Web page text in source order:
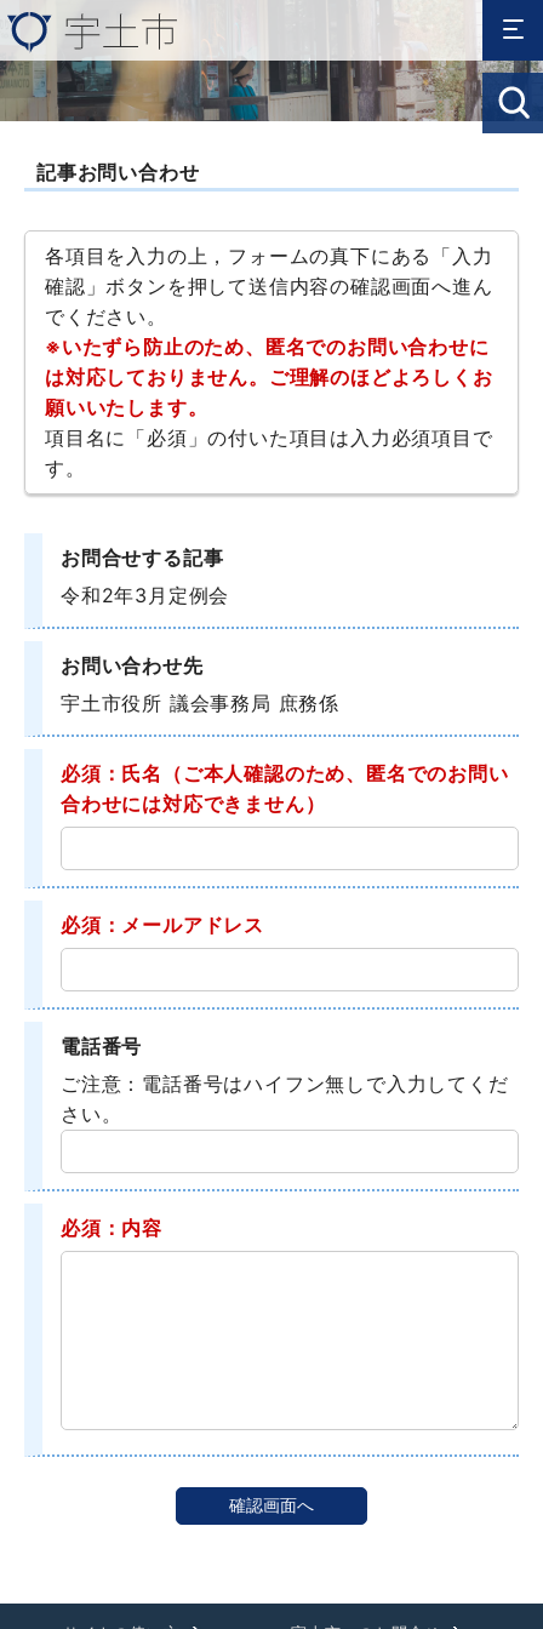
記事お問い合わせ
各項目を入力の上，フォームの真下にある「入力
確認」ボタンを押して送信内容の確認画面へ進ん
でください。
※いたずら防止のため、匿名でのお問い合わせに
は対応しておりません。ご理解のほどよろしくお
願いいたします。
項目名に「必須」の付いた項目は入力必須項目で
す。
お問合せする記事
令和2年3月定例会
お問い合わせ先
宇土市役所 議会事務局 庶務係
必須：氏名
（ご本人確認のため、匿名でのお問い
合わせには対応できません）
必須：メールアドレス
電話番号
ご注意：電話番号はハイフン無しで入力してくだ
さい。
必須：内容